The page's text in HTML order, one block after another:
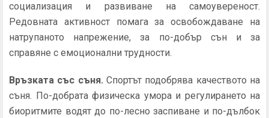
социализация и развиване на самоувереност.
Редовната активност помага за освобождаване на
натрупаното напрежение, за по-добър сън и за
справяне с емоционални трудности.
Връзката със съня. Спортът подобрява качеството на
съня. По-добрата физическа умора и регулирането на
биоритмите водят до по-лесно заспиване и по-дълбок